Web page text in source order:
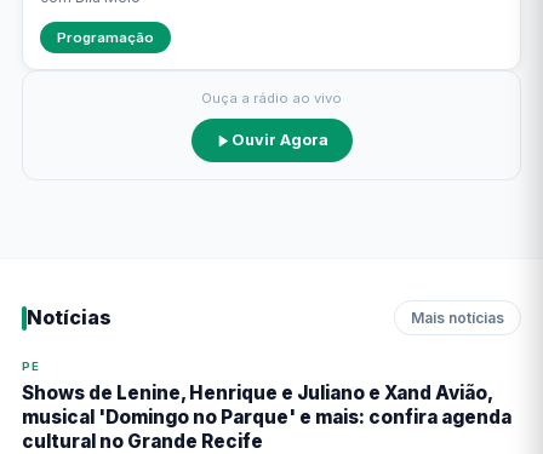
Programação
Ouça a rádio ao vivo
Ouvir Agora
Notícias Mais notícias
PE
Shows de Lenine, Henrique e Juliano e Xand Avião,
musical 'Domingo no Parque' e mais: confira agenda
cultural no Grande Recife